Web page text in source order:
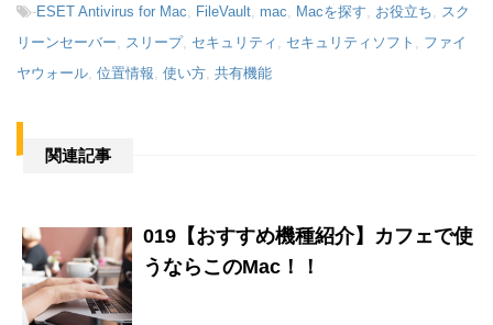
-ESET Antivirus for Mac FileVault mac Macを探す お役立ち
スク
リーンセーバー
スリープ, セキュリティ セキュリティソフト
ファイ
ヤウォール 位置情報 使い方 共有機能
関連記事
019【おすすめ機種紹介】カフェで使
うならこのMac！！